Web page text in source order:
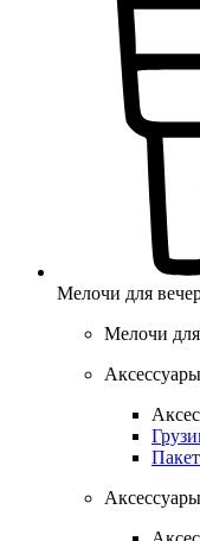
Мелочи для
Мелочи
Аксессуары